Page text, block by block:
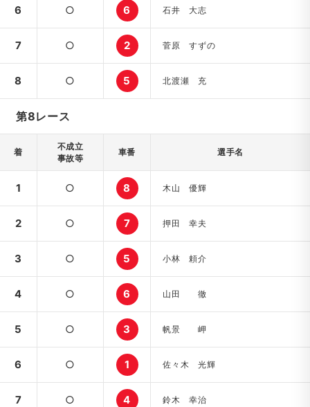
6 ○ 6 石井 大志
7 ○ 2 菅原 すずの
8 ○ 5 北渡瀬 充
第8レース
着
不成立
事故等
車番 選手名
1 ○ 8 木山 優輝
2 ○ 7 押田 幸夫
3 ○ 5 小林 頼介
4 ○ 6 山田 徹
5 ○ 3 帆景 岬
6 ○ 1 佐々木 光輝
7 ○ 4 鈴木 幸治